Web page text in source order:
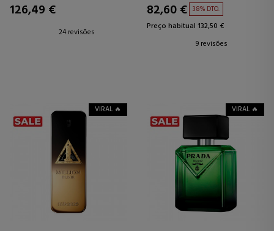
126,49 €
24 revisões
82,60 € 38% DTO.
Preço habitual 132,50 €
9 revisões
VIRAL 🔥 VIRAL 🔥